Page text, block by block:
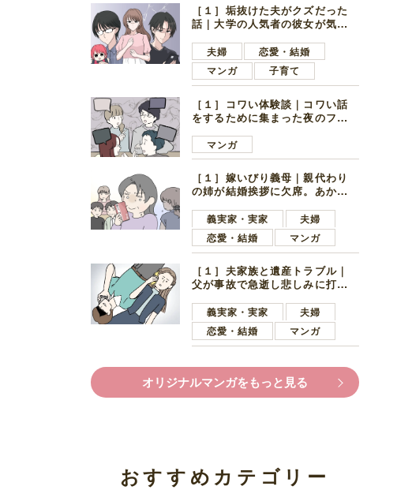
［１］垢抜けた夫がクズだった
話｜大学の人気者の彼女が気に
子学生
夫婦
恋愛・結婚
マンガ
子育て
［１］コワい体験談｜コワい話
をするために集まった夜のファ
好きの男の子ママ
マンガ
［１］嫁いびり義母｜親代わり
の姉が結婚挨拶に欠席。あから
義実家・実家
夫婦
恋愛・結婚
マンガ
［１］夫家族と遺産トラブル｜
父が事故で急逝し悲しみに打ち
ます夫
義実家・実家
夫婦
恋愛・結婚
マンガ
オリジナルマンガをもっと見る
おすすめカテゴリー